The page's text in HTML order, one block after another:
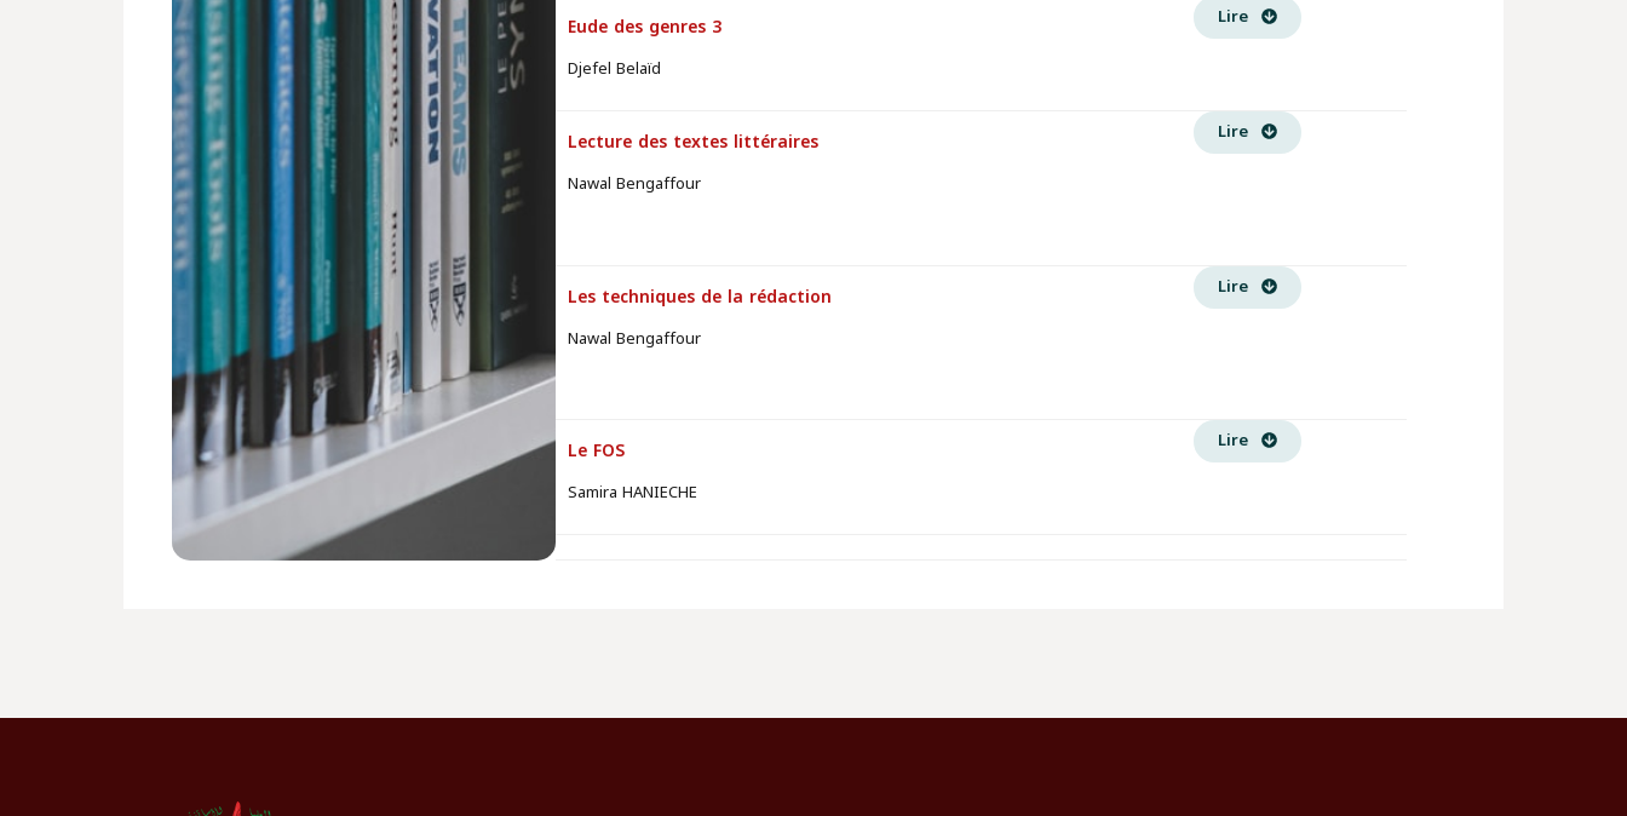
Eude des genres 3
Djefel Belaïd
Lire
Lecture des textes littéraires
Nawal Bengaffour
Lire
Les techniques de la rédaction
Nawal Bengaffour
Lire
Le FOS
Samira HANIECHE
Lire